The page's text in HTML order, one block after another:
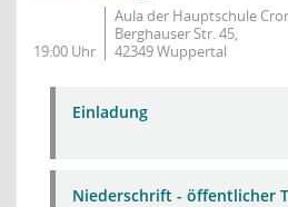
19:00 Uhr
Aula der Hauptschule
Berghauser Str. 45,
42349 Wuppertal
Einladung
Niederschrift - öffentlicher